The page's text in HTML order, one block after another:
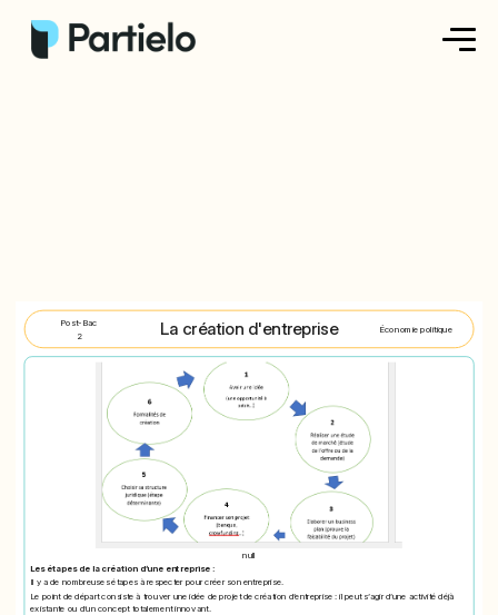
Se connecter
S'inscrire
Post-Bac
2
La création d'entreprise Économie politique
null
Les étapes de la création d’une entreprise :
Il y a de nombreuses étapes à respecter pour créer son entreprise.
Le point de départ consiste à trouver une idée de projet de création d’entreprise : il peut s’agir d’une activité déjà
existante ou d’un concept totalement innovant.